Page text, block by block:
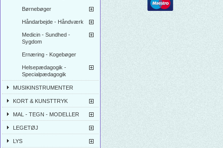
Børnebøger
Håndarbejde - Håndværk
Medicin - Sundhed -
Sygdom
Ernæring - Kogebøger
Helsepædagogik -
Specialpædagogik
MUSIKINSTRUMENTER
KORT & KUNSTTRYK
MAL - TEGN - MODELLER
LEGETØJ
LYS